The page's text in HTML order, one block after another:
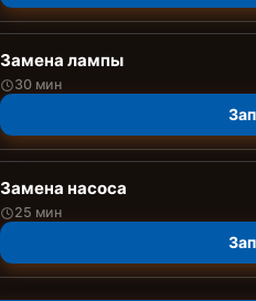
Замена лампы
30 мин
Замена насоса
25 мин